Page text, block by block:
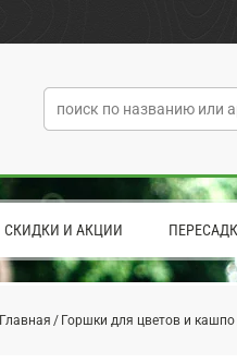
СКИДКИ И АКЦИИ
Главная Горшки для цветов и кашпо